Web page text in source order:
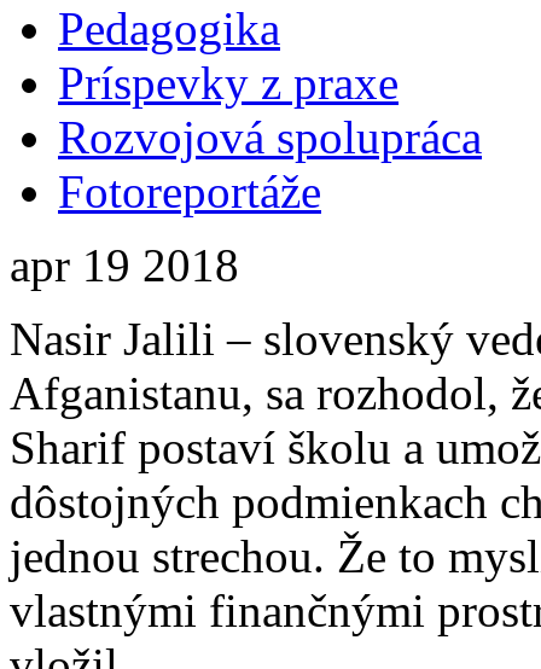
Pedagogika
Príspevky z praxe
Rozvojová spolupráca
Fotoreportáže
apr 19 2018
Nasir Jalili – slovenský
Afganistanu, sa rozhodol,
Sharif postaví školu a
dôstojných podmienkach
jednou strechou. Že to
vlastnými finančnými